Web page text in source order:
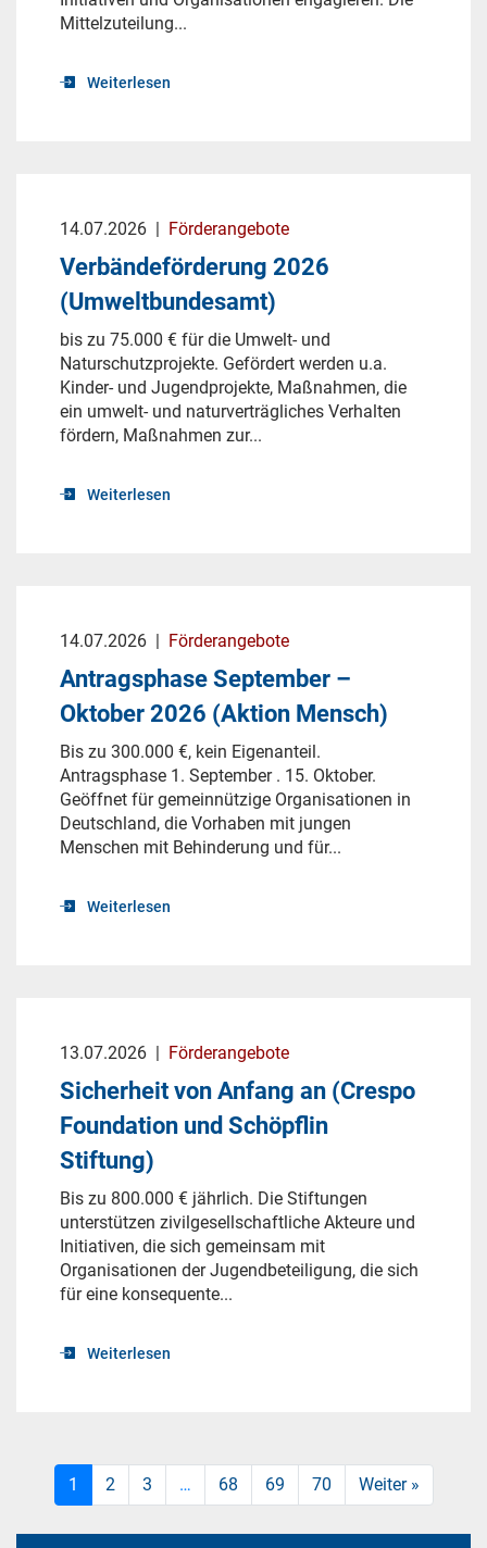
Mittelzuteilung...
Weiterlesen
14.07.2026 | Förderangebote
Verbändeförderung 2026
(Umweltbundesamt)
bis zu 75.000 € für die Umwelt- und
Naturschutzprojekte. Gefördert werden u.a.
Kinder- und Jugendprojekte, Maßnahmen, die
ein umwelt- und naturverträgliches Verhalten
fördern, Maßnahmen zur...
Weiterlesen
14.07.2026 | Förderangebote
Antragsphase September –
Oktober 2026 (Aktion Mensch)
Bis zu 300.000 €, kein Eigenanteil.
Antragsphase 1. September . 15. Oktober.
Geöffnet für gemeinnützige Organisationen in
Deutschland, die Vorhaben mit jungen
Menschen mit Behinderung und für...
Weiterlesen
13.07.2026 | Förderangebote
Sicherheit von Anfang an (Crespo
Foundation und Schöpflin
Stiftung)
Bis zu 800.000 € jährlich. Die Stiftungen
unterstützen zivilgesellschaftliche Akteure und
Initiativen, die sich gemeinsam mit
Organisationen der Jugendbeteiligung, die sich
für eine konsequente...
Weiterlesen
1 2 3 … 68 69 70 Weiter »